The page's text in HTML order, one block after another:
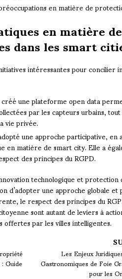
en matière de
en matière
dans les smart
intéressantes pour concilier
une plateforme open data
par les capteurs urbains,
vie privée.
une approche participative,
en matière de smart city. Elle a
des principes du RGPD.
technologique et
d’adopter une approche globale
le respect des principes du
sont autant de leviers à
par les villes intelligentes.
Guide
Les Enjeux
Gastronomiques de Foie
pour les